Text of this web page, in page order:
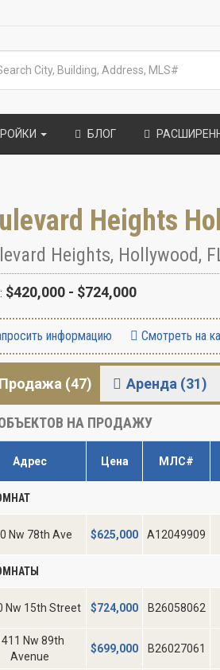
БЛОГ
Heights
Heights, Hollywood,
$420,000 - $724,000
информацию Смотреть на
Продажа (47) Аренда (31)
НА ПРОДАЖУ
Адрес Цена МЛС#
Nw 78th Ave $625,000 A12049909
Nw 15th Street $724,000 B26058062
Nw 89th
Avenue
$699,000 B26027061